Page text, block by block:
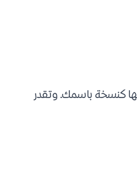
كنسخة باسمك. وتقدر